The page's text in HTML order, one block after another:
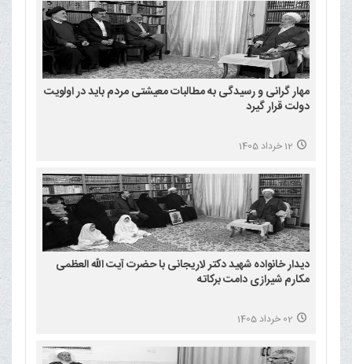
مهار گرانی و رسیدگی به مطالبات معیشتی مردم باید در اولویت
دولت قرار گیرد
12 خرداد 1405
دیدار خانواده شهید دکتر لاریجانی با حضرت آیت الله العظمی
مکارم شیرازی دامت برکاته
02 خرداد 1405